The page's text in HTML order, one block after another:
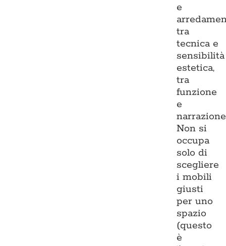
e
tra
tecnica e
sensibilità
estetica,
tra
funzione
e
Non si
occupa
solo di
scegliere
i mobili
giusti
per uno
spazio
(questo
è